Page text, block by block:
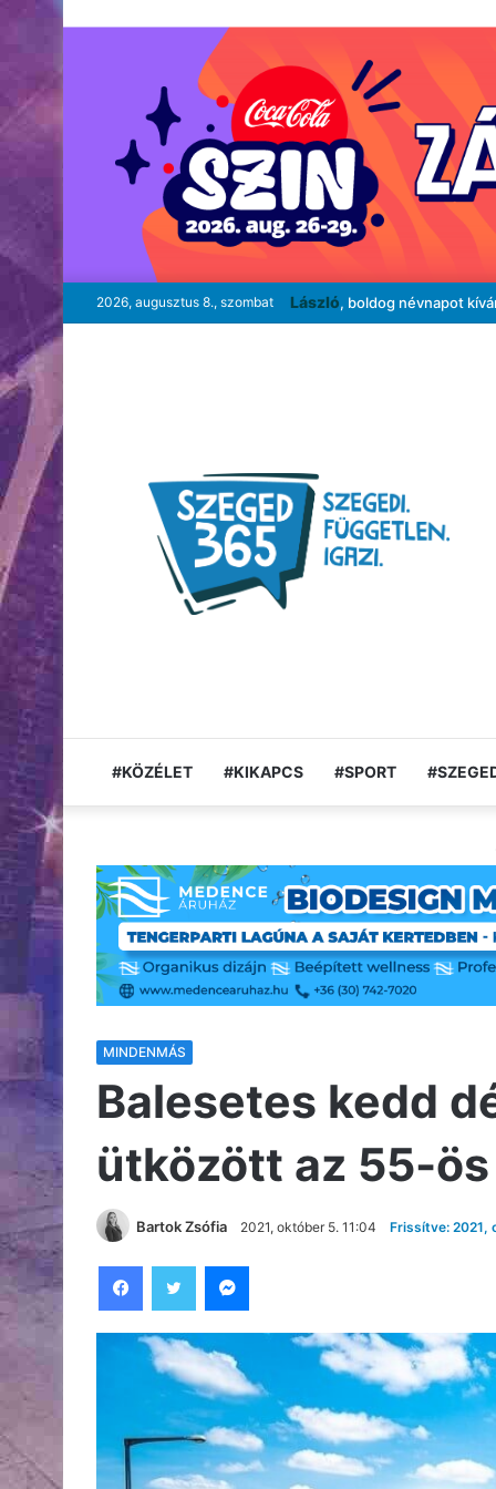
2026, augusztus 8., szombat László, boldog névnapot
#KÖZÉLET #KIKAPCS #SPORT
MINDENMÁS
Balesetes kedd
ütközött az 55-
Bartok Zsófia 2021, október 5. 11:04 Frissítve: 2021,